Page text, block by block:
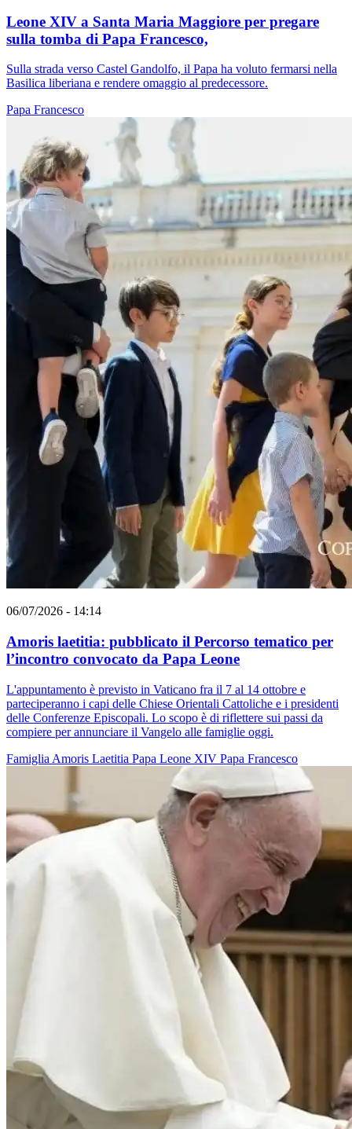
Leone XIV a Santa Maria Maggiore per pregare
sulla tomba di Papa Francesco,
Sulla strada verso Castel Gandolfo, il Papa ha voluto fermarsi nella
Basilica liberiana e rendere omaggio al predecessore.
Papa Francesco
06/07/2026 - 14:14
Amoris laetitia: pubblicato il Percorso tematico per
l’incontro convocato da Papa Leone
L'appuntamento è previsto in Vaticano fra il 7 al 14 ottobre e
parteciperanno i capi delle Chiese Orientali Cattoliche e i presidenti
delle Conferenze Episcopali. Lo scopo è di riflettere sui passi da
compiere per annunciare il Vangelo alle famiglie oggi.
Famiglia Amoris Laetitia Papa Leone XIV Papa Francesco